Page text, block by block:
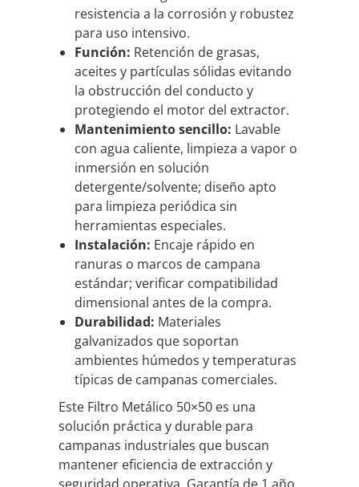
resistencia a la corrosión y robustez
para uso intensivo.
Función: Retención de grasas,
aceites y partículas sólidas evitando
la obstrucción del conducto y
protegiendo el motor del extractor.
Mantenimiento sencillo: Lavable
con agua caliente, limpieza a vapor o
inmersión en solución
detergente/solvente; diseño apto
para limpieza periódica sin
herramientas especiales.
Instalación: Encaje rápido en
ranuras o marcos de campana
estándar; verificar compatibilidad
dimensional antes de la compra.
Durabilidad: Materiales
galvanizados que soportan
ambientes húmedos y temperaturas
típicas de campanas comerciales.
Este Filtro Metálico 50×50 es una
solución práctica y durable para
campanas industriales que buscan
mantener eficiencia de extracción y